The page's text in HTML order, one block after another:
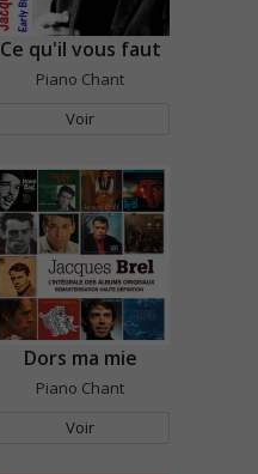
Ce qu'il vous faut
Piano Chant
Voir
Dors ma mie
Piano Chant
Voir